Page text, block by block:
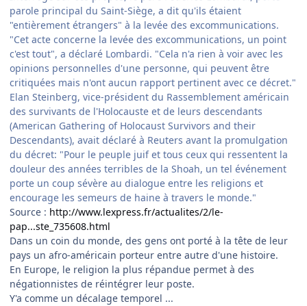
parole principal du Saint-Siège, a dit qu'ils étaient
"entièrement étrangers" à la levée des excommunications.
"Cet acte concerne la levée des excommunications, un point
c'est tout", a déclaré Lombardi. "Cela n'a rien à voir avec les
opinions personnelles d'une personne, qui peuvent être
critiquées mais n'ont aucun rapport pertinent avec ce décret."
Elan Steinberg, vice-président du Rassemblement américain
des survivants de l'Holocauste et de leurs descendants
(American Gathering of Holocaust Survivors and their
Descendants), avait déclaré à Reuters avant la promulgation
du décret: "Pour le peuple juif et tous ceux qui ressentent la
douleur des années terribles de la Shoah, un tel événement
porte un coup sévère au dialogue entre les religions et
encourage les semeurs de haine à travers le monde."
Source : http://www.lexpress.fr/actualites/2/le-
pap...ste_735608.html
Dans un coin du monde, des gens ont porté à la tête de leur
pays un afro-américain porteur entre autre d'une histoire.
En Europe, le religion la plus répandue permet à des
négationnistes de réintégrer leur poste.
Y'a comme un décalage temporel ...